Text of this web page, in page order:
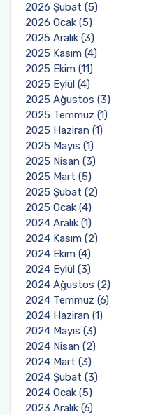
2026 Şubat (5)
2026 Ocak (5)
2025 Aralık (3)
2025 Kasım (4)
2025 Ekim (11)
2025 Eylül (4)
2025 Ağustos (3)
2025 Temmuz (1)
2025 Haziran (1)
2025 Mayıs (1)
2025 Nisan (3)
2025 Mart (5)
2025 Şubat (2)
2025 Ocak (4)
2024 Aralık (1)
2024 Kasım (2)
2024 Ekim (4)
2024 Eylül (3)
2024 Ağustos (2)
2024 Temmuz (6)
2024 Haziran (1)
2024 Mayıs (3)
2024 Nisan (2)
2024 Mart (3)
2024 Şubat (3)
2024 Ocak (5)
2023 Aralık (6)